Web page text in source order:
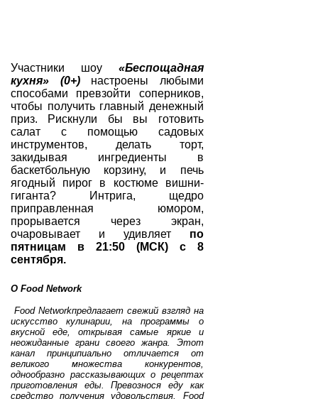
Участники шоу «Беспощадная
кухня» (0+)настроены любыми
способами превзойти соперников,
чтобы получить главный денежный
приз. Рискнули бы вы готовить
салат с помощью садовых
инструментов, делать торт,
закидывая ингредиенты в
баскетбольную корзину, и печь
ягодный пирог в костюме вишни-
гиганта? Интрига, щедро
приправленная юмором,
прорывается через экран,
очаровывает и удивляет по
пятницам в 21:50 (МСК) с 8
сентября.
О Food Network
Food Networkпредлагает свежий взгляд на
искусство кулинарии, на программы о
вкусной еде, открывая самые яркие и
неожиданные грани своего жанра. Этот
канал принципиально отличается от
великого множества конкурентов,
однообразно рассказывающих о рецептах
приготовления еды. Превознося еду как
средство получения удовольствия, Food